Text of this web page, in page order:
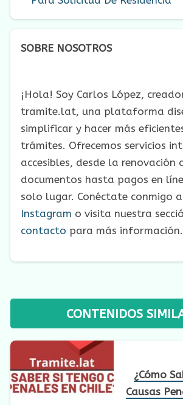
SOBRE NOSOTROS
¡Hola! Soy Carlos López,
tramite.lat, una plataforma
simplificar y hacer más
trámites. Ofrecemos servicios
accesibles, desde la renovación
documentos hasta pagos en
solo lugar. Conéctate conmigo
Instagram o visita nuestra
contacto para más información.
CONTENIDOS
¿Cómo
Causas